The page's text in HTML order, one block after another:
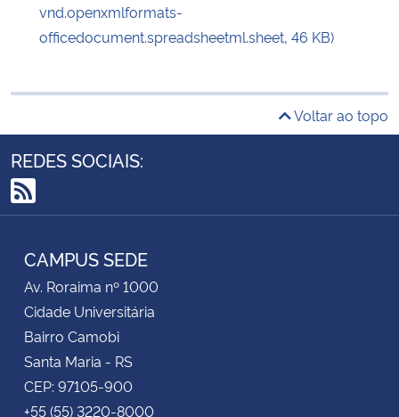
vnd.openxmlformats-
officedocument.spreadsheetml.sheet, 46 KB)
Voltar ao topo
REDES SOCIAIS:
RSS
CAMPUS SEDE
Av. Roraima nº 1000
Cidade Universitária
Bairro Camobi
Santa Maria - RS
CEP: 97105-900
+55 (55) 3220-8000